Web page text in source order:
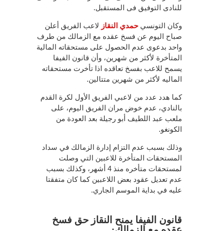
للنادى التوفيق فى المستقبل.
وكان التونسي حمدي النقاز لاعب الفريق أعلن
صباح اليوم عن فسخ عقده مع الزمالك من طرف
واحد بدعوى عدم الحصول على مستحقاته المالية
المتأخرة لأكثر من شهرين، وأن قانون الفيفا
يسمح للاعب بفسخ تعاقده اذا تأخرت مستحقاته
الماليه لأكثر من شهرين متتالين.
كما هدد عدد من لاعبي الفريق الأول لكرة القدم
بالنادي، عدم خوض مران الفريق اليوم، على
ملعب عبد اللطيف أبو رجيلة بعد العودة من
الكونغو.
وذلك بسبب عدم التزام إدارة الزمالك في سداد
المستحقات المتأخرة للاعبين التي وصلت
لمستحقات متأخره منذ 4 أشهر، وكذلك بسبب
عدم تعديل عقود بعض اللاعبين كما كان متفقتا
عليه في بداية الموسم الجاري.
قانون الفيفا يمنح النقاز حق فسخ